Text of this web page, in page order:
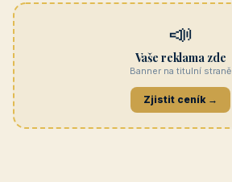
📣
Vaše reklama zde
Banner na titulní straně
Zjistit ceník →